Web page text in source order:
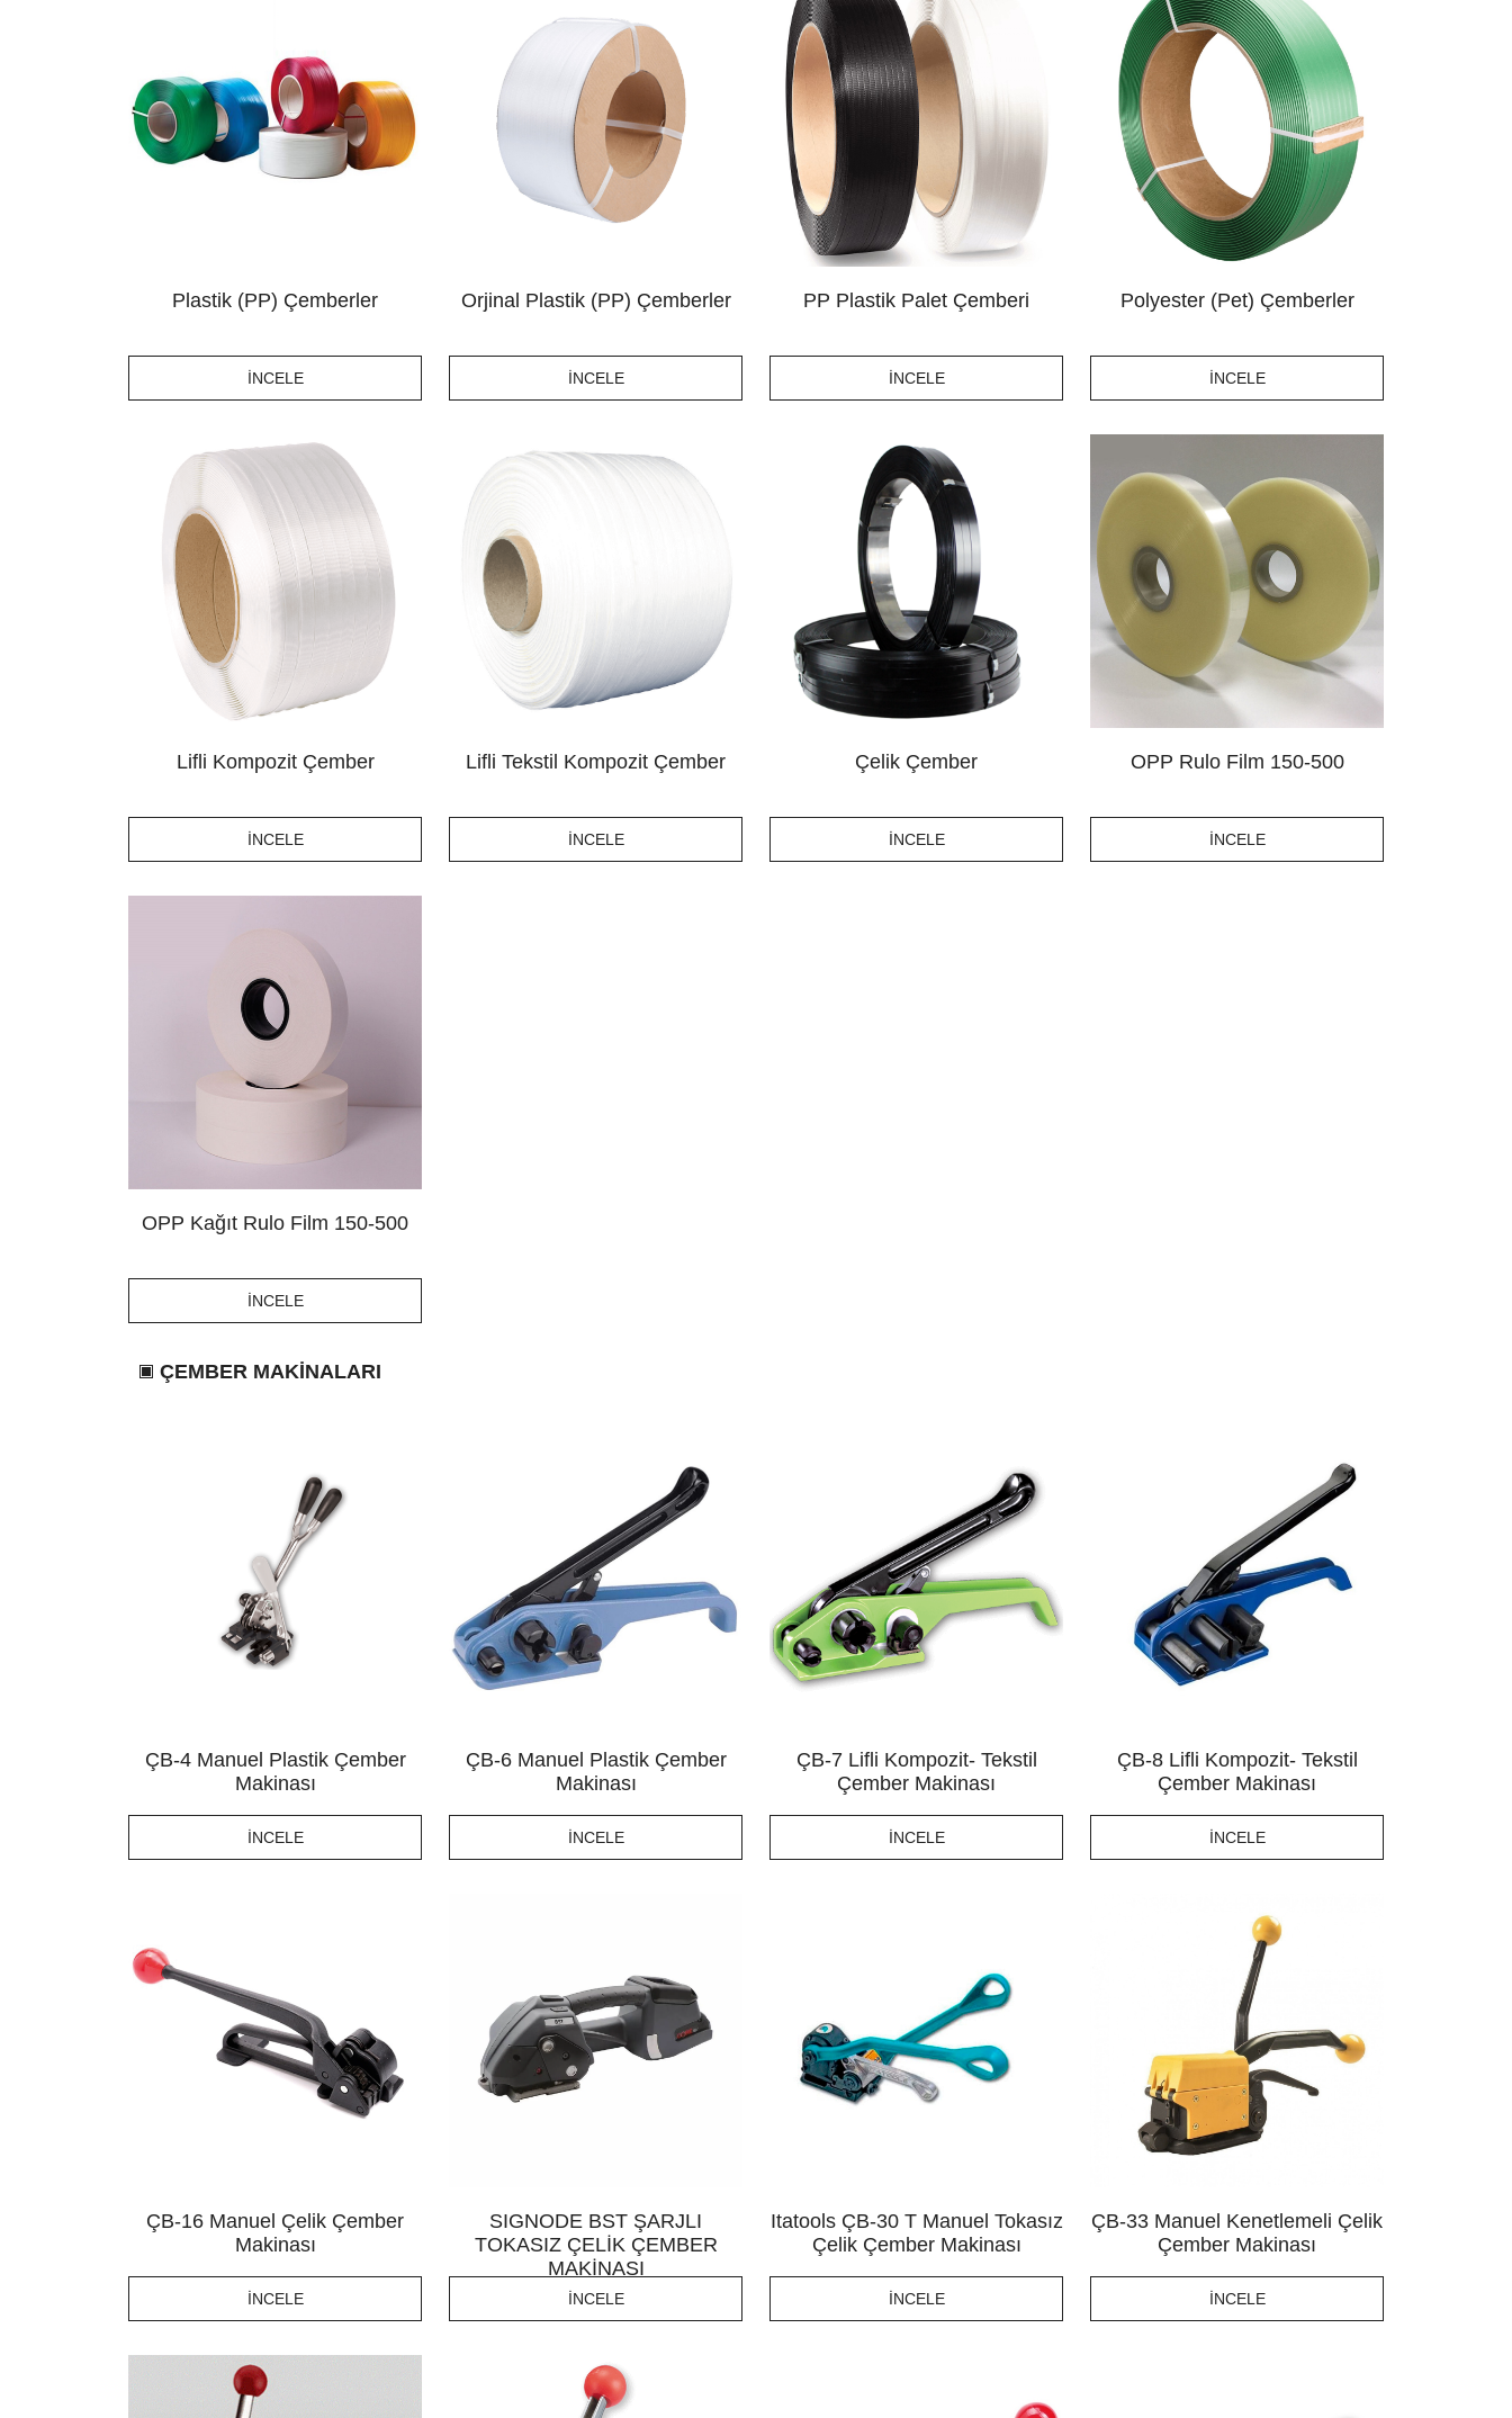
Plastik (PP) Çemberler
İNCELE
Orjinal Plastik (PP) Çemberler
İNCELE
PP Plastik Palet Çemberi
İNCELE
Polyester (Pet) Çemberler
İNCELE
Lifli Kompozit Çember
İNCELE
Lifli Tekstil Kompozit Çember
İNCELE
Çelik Çember
İNCELE
OPP Rulo Film 150-500
İNCELE
OPP Kağıt Rulo Film 150-500
İNCELE
ÇEMBER MAKİNALARI
ÇB-4 Manuel Plastik Çember
Makinası
İNCELE
ÇB-6 Manuel Plastik Çember
Makinası
İNCELE
ÇB-7 Lifli Kompozit- Tekstil
Çember Makinası
İNCELE
ÇB-8 Lifli Kompozit- Tekstil
Çember Makinası
İNCELE
ÇB-16 Manuel Çelik Çember
Makinası
İNCELE
SIGNODE BST ŞARJLI
TOKASIZ ÇELİK ÇEMBER
MAKİNASI
İNCELE
Itatools ÇB-30 T Manuel Tokasız
Çelik Çember Makinası
İNCELE
ÇB-33 Manuel Kenetlemeli Çelik
Çember Makinası
İNCELE